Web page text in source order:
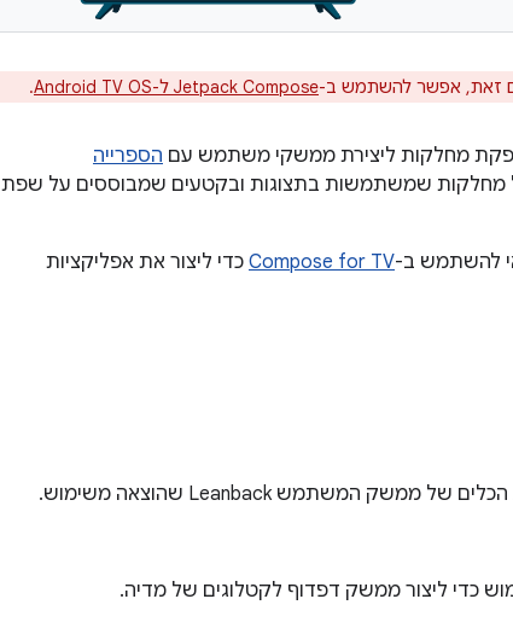
Jetpack Compose ל-Android TV OS .
הספרייה
שמשתמשות בתצוגות ובקטעים שמבוססים על שפת
להשתמש ב-Compose for TV כדי ליצור את אפליקציות